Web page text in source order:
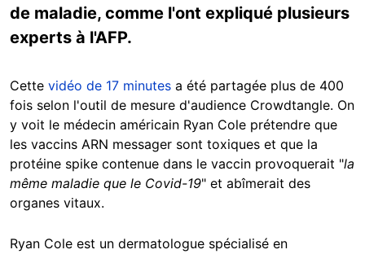
de maladie, comme l'ont expliqué plusieurs
experts à l'AFP.
Cette vidéo de 17 minutes a été partagée plus de 400
fois selon l'outil de mesure d'audience Crowdtangle. On
y voit le médecin américain Ryan Cole prétendre que
les vaccins ARN messager sont toxiques et que la
protéine spike contenue dans le vaccin provoquerait "la
même maladie que le Covid-19" et abîmerait des
organes vitaux.
Ryan Cole est un dermatologue spécialisé en